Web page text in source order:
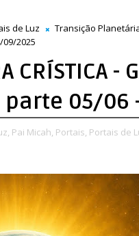
de Luz Transição
09/2025
CRÍSTICA -
- parte 05/
Pai Micah, Portais, Portais de